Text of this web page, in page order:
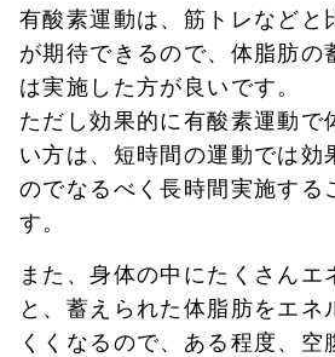
有酸素運動は、筋トレなどと
が期待できるので、体脂肪の
は実施した方が良いです。
ただし効果的に有酸素運動で
い方は、短時間の運動では効
のでなるべく長時間実施する
す。
また、身体の中にたくさんエ
と、蓄えられた体脂肪をエネ
くくなるので、ある程度、空